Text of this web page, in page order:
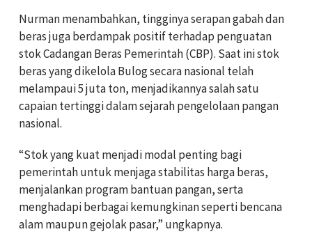
Nurman menambahkan, tingginya serapan gabah dan
beras juga berdampak positif terhadap penguatan
stok Cadangan Beras Pemerintah (CBP). Saat ini stok
beras yang dikelola Bulog secara nasional telah
melampaui 5 juta ton, menjadikannya salah satu
capaian tertinggi dalam sejarah pengelolaan pangan
nasional.
“Stok yang kuat menjadi modal penting bagi
pemerintah untuk menjaga stabilitas harga beras,
menjalankan program bantuan pangan, serta
menghadapi berbagai kemungkinan seperti bencana
alam maupun gejolak pasar,” ungkapnya.